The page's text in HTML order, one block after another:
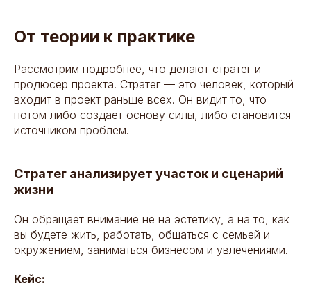
От теории к практике
Рассмотрим подробнее, что делают стратег и
продюсер проекта. Стратег — это человек, который
входит в проект раньше всех. Он видит то, что
потом либо создаёт основу силы, либо становится
источником проблем.
Стратег анализирует участок и сценарий
жизни
Он обращает внимание не на эстетику, а на то, как
вы будете жить, работать, общаться с семьей и
окружением, заниматься бизнесом и увлечениями.
Кейс: